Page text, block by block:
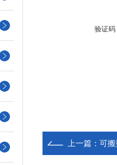
验证码
上一篇： 可